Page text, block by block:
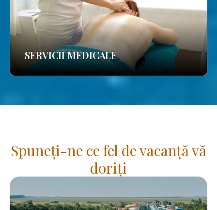
SERVICII MEDICALE
Spuneți-ne ce fel de vacanță vă
doriți